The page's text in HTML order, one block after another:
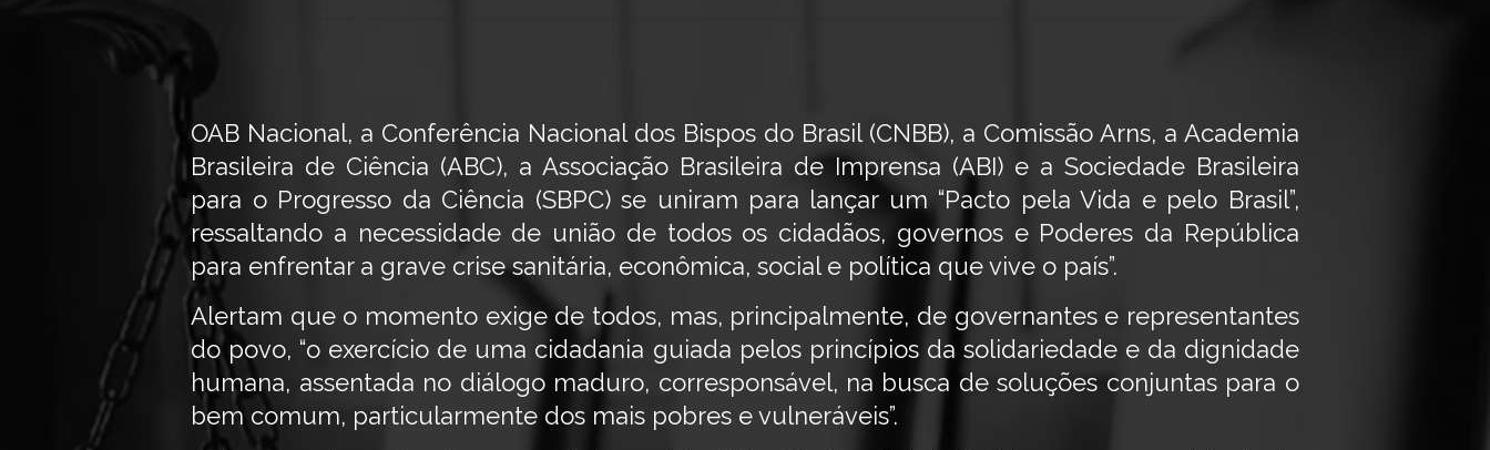
OAB Nacional, a Conferência Nacional dos Bispos do Brasil (CNBB), a Comissão Arns, a Academia
Brasileira de Ciência (ABC), a Associação Brasileira de Imprensa (ABI) e a Sociedade Brasileira
para o Progresso da Ciência (SBPC) se uniram para lançar um “Pacto pela Vida e pelo Brasil”,
ressaltando a necessidade de união de todos os cidadãos, governos e Poderes da República
para enfrentar a grave crise sanitária, econômica, social e política que vive o país”.
Alertam que o momento exige de todos, mas, principalmente, de governantes e representantes
do povo, “o exercício de uma cidadania guiada pelos princípios da solidariedade e da dignidade
humana, assentada no diálogo maduro, corresponsável, na busca de soluções conjuntas para o
bem comum, particularmente dos mais pobres e vulneráveis”.